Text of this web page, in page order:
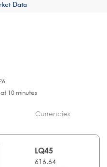
Data
10 minutes
Currencies
LQ45
616.64